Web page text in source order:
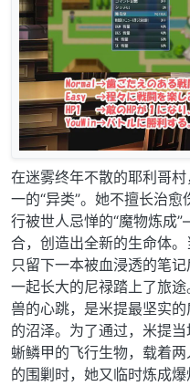
在迷雾终年不散的耶利哥
一的“异类”。她不擅长治
行被世人忌惮的“魔物炼
合，创造出全新的生命体。
只留下一本被血浸透的笔
一起长大的尼禄踏上了旅
兽的心跳，是米提最坚实
的沼泽。为了通过，米提
蜥鳞甲的飞行生物，载着
的围剿时，她又临时炼成